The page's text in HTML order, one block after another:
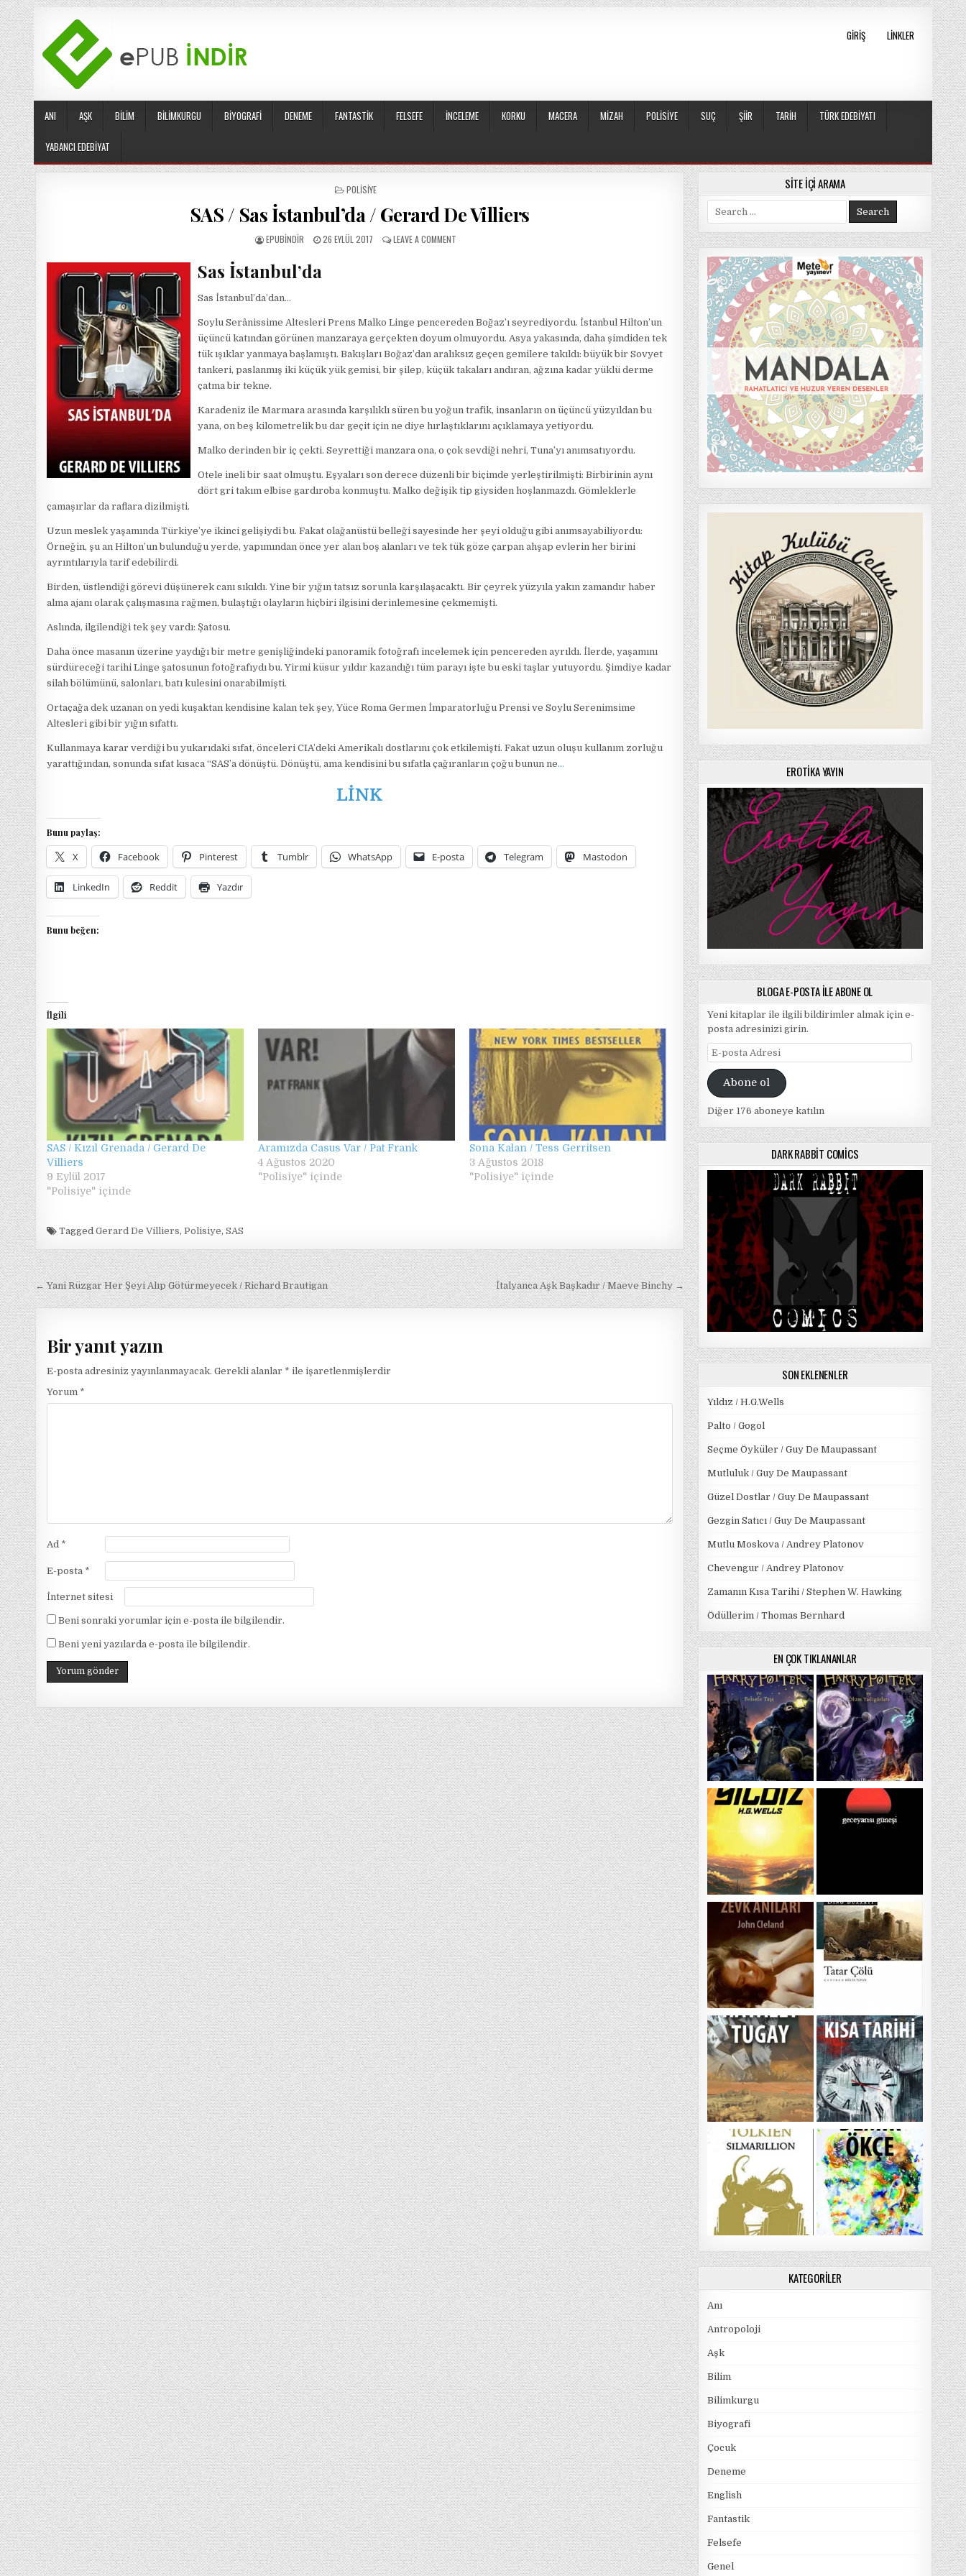
Skip
to
content
GIRIŞ LINKLER
ANI AŞK BILIM BILIMKURGU BIYOGRAFI DENEME FANTASTIK FELSEFE İNCELEME KORKU MACERA MIZAH POLISIYE SUÇ ŞIIR TARIH TÜRK EDEBIYATI
YABANCI EDEBIYAT
POSTED
POLISIYE
SAS / Sas İstanbul’da / Gerard De Villiers
AUTHOR:
EPUBINDIR
PUBLISHED
26 EYLÜL 2017 LEAVE A COMMENT
DE
VILLIERS
Sas İstanbul’da
Sas İstanbul’da’dan…
Soylu Serânissime Altesleri Prens Malko Linge pencereden Boğaz’ı seyrediyordu. İstanbul Hilton’un
üçüncü katından görünen manzaraya gerçekten doyum olmuyordu. Asya yakasında, daha şimdiden tek
tük ışıklar yanmaya başlamıştı. Bakışları Boğaz’dan aralıksız geçen gemilere takıldı: büyük bir Sovyet
tankeri, paslanmış iki küçük yük gemisi, bir şilep, küçük takaları andıran, ağzına kadar yüklü derme
çatma bir tekne.
Karadeniz ile Marmara arasında karşılıklı süren bu yoğun trafik, insanların on üçüncü yüzyıldan bu
yana, on beş kilometrelik bu dar geçit için ne diye hırlaştıklarını açıklamaya yetiyordu.
Malko derinden bir iç çekti. Seyrettiği manzara ona, o çok sevdiği nehri, Tuna’yı anımsatıyordu.
Otele ineli bir saat olmuştu. Eşyaları son derece düzenli bir biçimde yerleştirilmişti: Birbirinin aynı
dört gri takım elbise gardıroba konmuştu. Malko değişik tip giysiden hoşlanmazdı. Gömleklerle
çamaşırlar da raflara dizilmişti.
Uzun meslek yaşamında Türkiye’ye ikinci gelişiydi bu. Fakat olağanüstü belleği sayesinde her şeyi olduğu gibi anımsayabiliyordu:
Örneğin, şu an Hilton’un bulunduğu yerde, yapımından önce yer alan boş alanları ve tek tük göze çarpan ahşap evlerin her birini
ayrıntılarıyla tarif edebilirdi.
Birden, üstlendiği görevi düşünerek canı sıkıldı. Yine bir yığın tatsız sorunla karşılaşacaktı. Bir çeyrek yüzyıla yakın zamandır haber
alma ajanı olarak çalışmasına rağmen, bulaştığı olayların hiçbiri ilgisini derinlemesine çekmemişti.
Aslında, ilgilendiği tek şey vardı: Şatosu.
Daha önce masanın üzerine yaydığı bir metre genişliğindeki panoramik fotoğrafı incelemek için pencereden ayrıldı. İlerde, yaşamını
sürdüreceği tarihi Linge şatosunun fotoğrafıydı bu. Yirmi küsur yıldır kazandığı tüm parayı işte bu eski taşlar yutuyordu. Şimdiye kadar
silah bölümünü, salonları, batı kulesini onarabilmişti.
Ortaçağa dek uzanan on yedi kuşaktan kendisine kalan tek şey, Yüce Roma Germen İmparatorluğu Prensi ve Soylu Serenimsime
Altesleri gibi bir yığın sıfattı.
Kullanmaya karar verdiği bu yukarıdaki sıfat, önceleri CIA’deki Amerikalı dostlarını çok etkilemişti. Fakat uzun oluşu kullanım zorluğu
yarattığından, sonunda sıfat kısaca “SAS’a dönüştü. Dönüştü, ama kendisini bu sıfatla çağıranların çoğu bunun ne…
LİNK
Bunu paylaş:
X Facebook Pinterest Tumblr WhatsApp E-posta Telegram Mastodon
LinkedIn Reddit Yazdır
Bunu beğen:
İlgili
SAS / Kızıl Grenada / Gerard De
Villiers
9 Eylül 2017
"Polisiye" içinde
Aramızda Casus Var / Pat Frank
4 Ağustos 2020
"Polisiye" içinde
Sona Kalan / Tess Gerritsen
3 Ağustos 2018
"Polisiye" içinde
TaggedGerard De Villiers,Polisiye,SAS
Yazı
gezinmesi
← Yani Rüzgar Her Şeyi Alıp Götürmeyecek / Richard Brautigan İtalyanca Aşk Başkadır / Maeve Binchy →
Bir yanıt yazın
E-posta adresiniz yayınlanmayacak. Gerekli alanlar * ile işaretlenmişlerdir
Yorum *
Ad *
E-posta *
İnternet sitesi
Beni sonraki yorumlar için e-posta ile bilgilendir.
Beni yeni yazılarda e-posta ile bilgilendir.
SITE İÇI ARAMA
Search
for:
EROTIKA YAYIN
BLOGA E-POSTA ILE ABONE OL
Yeni kitaplar ile ilgili bildirimler almak için e-
posta adresinizi girin.
E-
posta
AdresiAbone ol
Diğer 176 aboneye katılın
DARK RABBIT COMICS
SON EKLENENLER
Yıldız / H.G.Wells
Palto / Gogol
Seçme Öyküler / Guy De Maupassant
Mutluluk / Guy De Maupassant
Güzel Dostlar / Guy De Maupassant
Gezgin Satıcı / Guy De Maupassant
Mutlu Moskova / Andrey Platonov
Chevengur / Andrey Platonov
Zamanın Kısa Tarihi / Stephen W. Hawking
Ödüllerim / Thomas Bernhard
EN ÇOK TIKLANANLAR
KATEGORILER
Anı
Antropoloji
Aşk
Bilim
Bilimkurgu
Biyografi
Çocuk
Deneme
English
Fantastik
Felsefe
Genel